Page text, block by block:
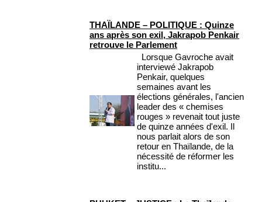
THAÏLANDE – POLITIQUE : Quinze
ans après son exil, Jakrapob Penkair
retrouve le Parlement
Lorsque Gavroche avait
interviewé Jakrapob
Penkair, quelques
semaines avant les
élections générales, l'ancien
leader des « chemises
rouges » revenait tout juste
de quinze années d'exil. Il
nous parlait alors de son
retour en Thaïlande, de la
nécessité de réformer les
institu...